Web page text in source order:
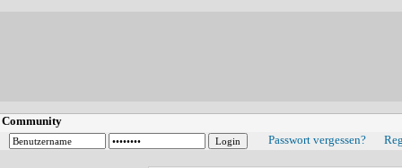
Community
Passwort vergessen?